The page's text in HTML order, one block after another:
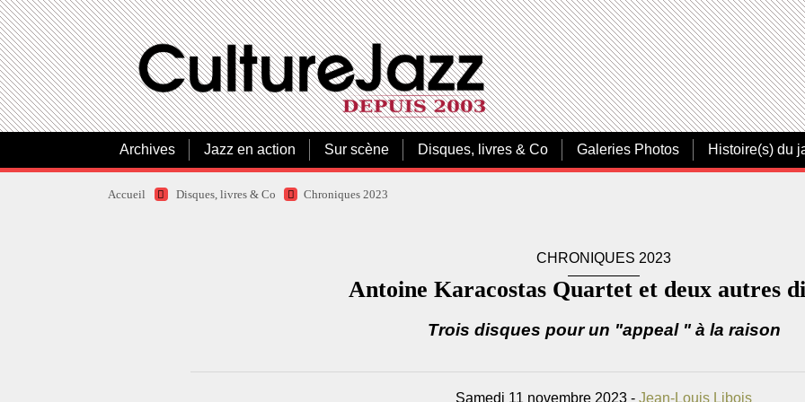
Archives Jazz en action Sur scène Disques, livres & Co Galeries Photos Histoire(s) du
Accueil Disques, livres & Co Chroniques 2023
CHRONIQUES 2023
Antoine Karacostas Quartet et deux autres
Trois disques pour un "appeal " à la raison
Samedi 11 novembre 2023 - Jean-Louis Libois